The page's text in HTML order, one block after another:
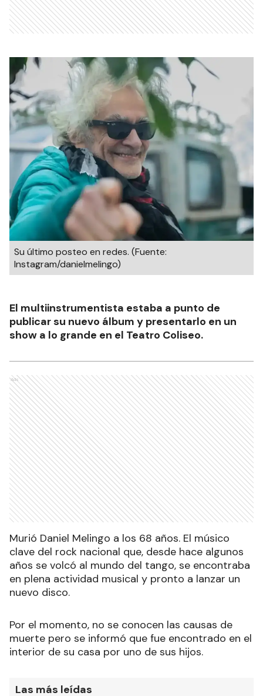
Su último posteo en redes. (Fuente:
Instagram/danielmelingo)
El multiinstrumentista estaba a punto de
publicar su nuevo álbum y presentarlo en un
show a lo grande en el Teatro Coliseo.
Ads
Murió Daniel Melingo a los 68 años. El músico
clave del rock nacional que, desde hace algunos
años se volcó al mundo del tango, se encontraba
en plena actividad musical y pronto a lanzar un
nuevo disco.
Por el momento, no se conocen las causas de
muerte pero se informó que fue encontrado en el
interior de su casa por uno de sus hijos.
Las más leídas